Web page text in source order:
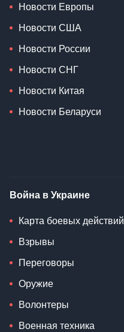
Новости Европы
Новости США
Новости России
Новости СНГ
Новости Китая
Новости Беларуси
Война в Украине
Карта боевых действий
Взрывы
Переговоры
Оружие
Волонтеры
Военная техника